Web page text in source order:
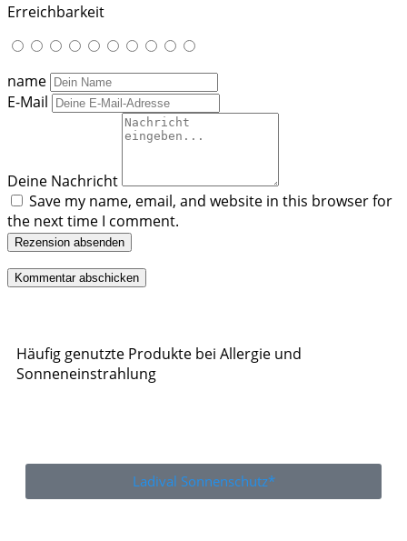
Erreichbarkeit
name
E-Mail
Deine Nachricht
Save my name, email, and website in this browser for
the next time I comment.
Rezension absenden
Häufig genutzte Produkte bei Allergie und
Sonneneinstrahlung
Ladival Sonnenschutz*